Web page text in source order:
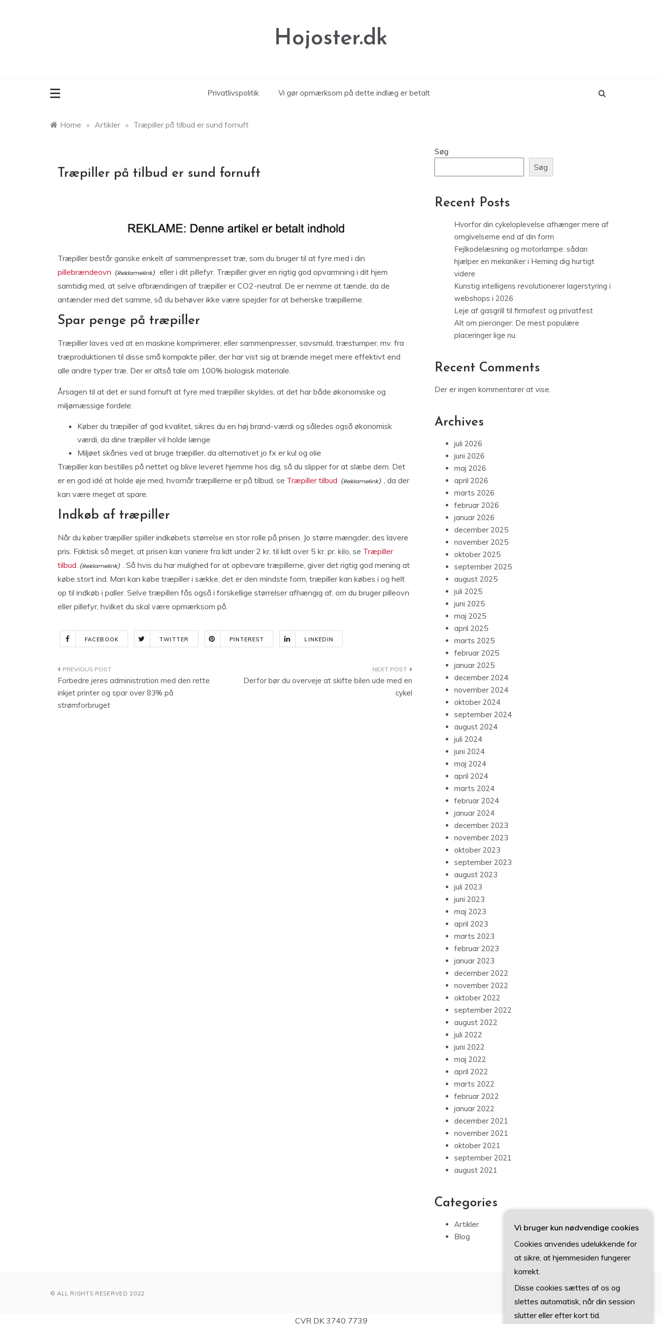
Hojoster.dk
Privatlivspolitik Vi gør opmærksom på dette indlæg er betalt
Home » Artikler » Træpiller på tilbud er sund fornuft
Træpiller på tilbud er sund fornuft
Træpiller består ganske enkelt af sammenpresset træ, som du bruger til at fyre med i din
pillebrændeovn
eller i dit pillefyr. Træpiller giver en rigtig god opvarmning i dit hjem
samtidig med, at selve afbrændingen af træpiller er CO2-neutral. De er nemme at tænde, da de
antænder med det samme, så du behøver ikke være spejder for at beherske træpillerne.
Spar penge på træpiller
Træpiller laves ved at en maskine komprimerer, eller sammenpresser, savsmuld, træstumper, mv. fra
træproduktionen til disse små kompakte piller, der har vist sig at brænde meget mere effektivt end
alle andre typer træ. Der er altså tale om 100% biologisk materiale.
Årsagen til at det er sund fornuft at fyre med træpiller skyldes, at det har både økonomiske og
miljømæssige fordele:
Køber du træpiller af god kvalitet, sikres du en høj brand-værdi og således også økonomisk
værdi, da dine træpiller vil holde længe
Miljøet skånes ved at bruge træpiller, da alternativet jo fx er kul og olie
Træpiller kan bestilles på nettet og blive leveret hjemme hos dig, så du slipper for at slæbe dem. Det
er en god idé at holde øje med, hvornår træpillerne er på tilbud, se Træpiller tilbud
, da der
kan være meget at spare.
Indkøb af træpiller
Når du køber træpiller spiller indkøbets størrelse en stor rolle på prisen. Jo større mængder, des lavere
pris. Faktisk så meget, at prisen kan variere fra lidt under 2 kr. til lidt over 5 kr. pr. kilo, se Træpiller
tilbud
. Så hvis du har mulighed for at opbevare træpillerne, giver det rigtig god mening at
købe stort ind. Man kan købe træpiller i sække, det er den mindste form, træpiller kan købes i og helt
op til indkøb i paller. Selve træpillen fås også i forskellige størrelser afhængig af, om du bruger pilleovn
eller pillefyr, hvilket du skal være opmærksom på.
FACEBOOK TWITTER PINTEREST LINKEDIN
Indlægsnavigation
Forbedre jeres administration med den rette
inkjet printer og spar over 83% på
strømforbruget
Derfor bør du overveje at skifte bilen ude med en
cykel
Søg
Søg
Recent Posts
Hvorfor din cykeloplevelse afhænger mere af
omgivelserne end af din form
Fejlkodelæsning og motorlampe: sådan
hjælper en mekaniker i Herning dig hurtigt
videre
Kunstig intelligens revolutionerer lagerstyring i
webshops i 2026
Leje af gasgrill til firmafest og privatfest
Alt om piercinger: De mest populære
placeringer lige nu.
Recent Comments
Der er ingen kommentarer at vise.
Archives
juli 2026
juni 2026
maj 2026
april 2026
marts 2026
februar 2026
januar 2026
december 2025
november 2025
oktober 2025
september 2025
august 2025
juli 2025
juni 2025
maj 2025
april 2025
marts 2025
februar 2025
januar 2025
december 2024
november 2024
oktober 2024
september 2024
august 2024
juli 2024
juni 2024
maj 2024
april 2024
marts 2024
februar 2024
januar 2024
december 2023
november 2023
oktober 2023
september 2023
august 2023
juli 2023
juni 2023
maj 2023
april 2023
marts 2023
februar 2023
januar 2023
december 2022
november 2022
oktober 2022
september 2022
august 2022
juli 2022
juni 2022
maj 2022
april 2022
marts 2022
februar 2022
januar 2022
december 2021
november 2021
oktober 2021
september 2021
august 2021
Categories
Artikler
Blog
© ALL RIGHTS RESERVED 2022
CVR DK 3740 7739
Vi bruger kun nødvendige cookies
Cookies anvendes udelukkende for
at sikre, at hjemmesiden fungerer
korrekt.
Disse cookies sættes af os og
slettes automatisk, når din session
slutter eller efter kort tid.